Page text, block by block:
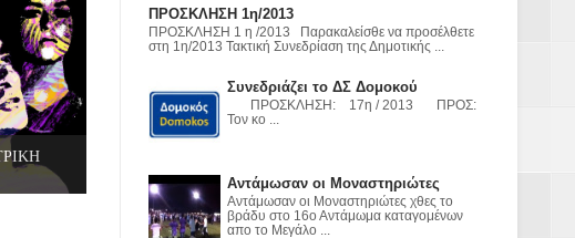
ΧΥΤΑ»
2023
ΠΡΟΣΚΛΗΣΗ 1η/2013
ΠΡΟΣΚΛΗΣΗ 1 η /2013 Παρακαλείσθε να προσέλθετε
στη 1η/2013 Τακτική Συνεδρίαση της Δημοτικής ...
Συνεδριάζει το ΔΣ Δομοκού
ΠΡΟΣΚΛΗΣΗ: 17η / 2013 ΠΡΟΣ:
Τον κο ...
Αντάμωσαν οι Μοναστηριώτες
Αντάμωσαν οι Μοναστηριώτες χθες το
βράδυ στο 16ο Αντάμωμα καταγομένων
απο το Μεγάλο ...